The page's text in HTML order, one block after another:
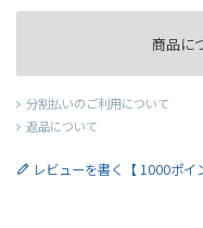
商品に
分割払いのご利用について
返品について
レビューを書く【 1000ポイ